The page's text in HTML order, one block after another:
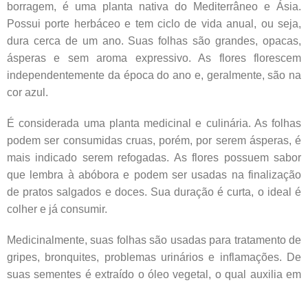
borragem, é uma planta nativa do Mediterrâneo e Ásia.
Possui porte herbáceo e tem ciclo de vida anual, ou seja,
dura cerca de um ano. Suas folhas são grandes, opacas,
ásperas e sem aroma expressivo. As flores florescem
independentemente da época do ano e, geralmente, são na
cor azul.
É considerada uma planta medicinal e culinária. As folhas
podem ser consumidas cruas, porém, por serem ásperas, é
mais indicado serem refogadas. As flores possuem sabor
que lembra à abóbora e podem ser usadas na finalização
de pratos salgados e doces. Sua duração é curta, o ideal é
colher e já consumir.
Medicinalmente, suas folhas são usadas para tratamento de
gripes, bronquites, problemas urinários e inflamações. De
suas sementes é extraído o óleo vegetal, o qual auxilia em